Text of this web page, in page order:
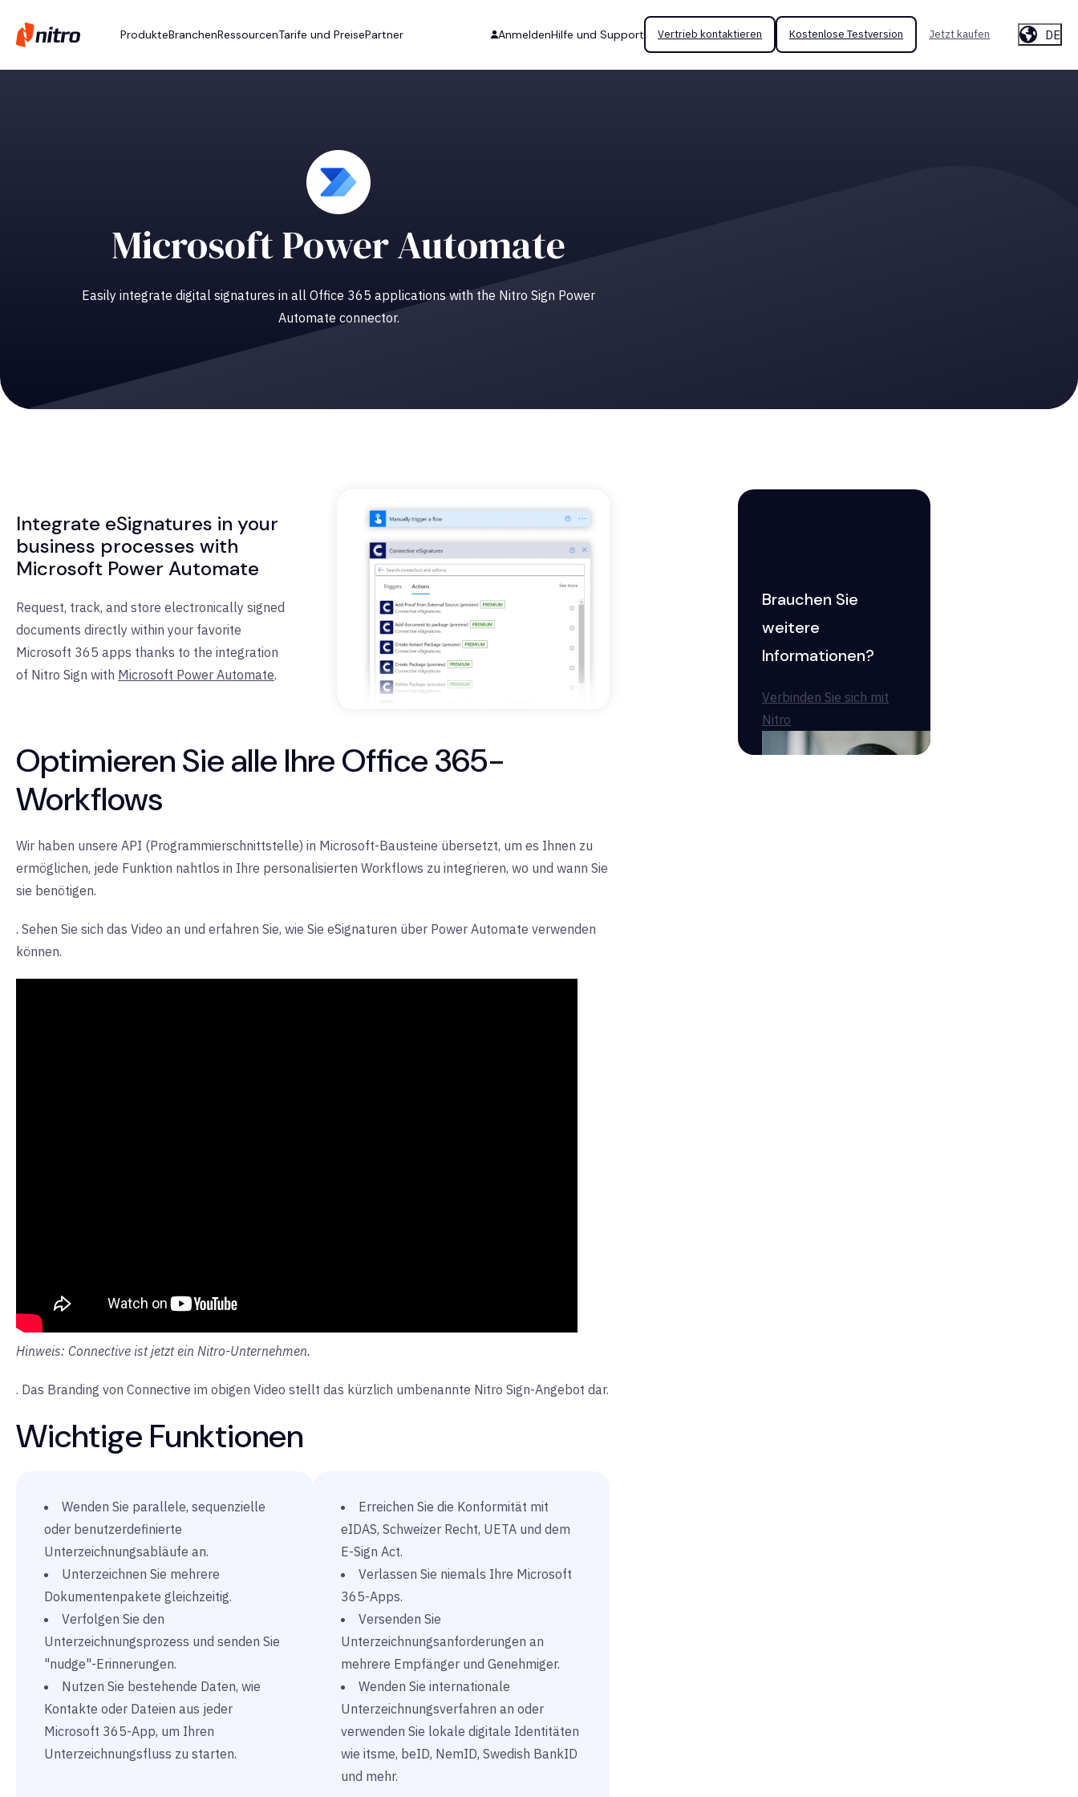
ProdukteBranchenRessourcenTarife und PreisePartner AnmeldenHilfe und Support Vertrieb kontaktieren Kostenlose Testversion Jetzt kaufen DE
Microsoft Power Automate
Easily integrate digital signatures in all Office 365 applications with the Nitro Sign Power
Automate connector.
Integrate eSignatures in your
business processes with
Microsoft Power Automate
Request, track, and store electronically signed
documents directly within your favorite
Microsoft 365 apps thanks to the integration
of Nitro Sign with Microsoft Power Automate.
Optimieren Sie alle Ihre Office 365-
Workflows
Wir haben unsere API (Programmierschnittstelle) in Microsoft-Bausteine übersetzt, um es Ihnen zu
ermöglichen, jede Funktion nahtlos in Ihre personalisierten Workflows zu integrieren, wo und wann Sie
sie benötigen.
. Sehen Sie sich das Video an und erfahren Sie, wie Sie eSignaturen über Power Automate verwenden
können.
Hinweis: Connective ist jetzt ein Nitro-Unternehmen.
. Das Branding von Connective im obigen Video stellt das kürzlich umbenannte Nitro Sign-Angebot dar.
Wichtige Funktionen
Wenden Sie parallele, sequenzielle
oder benutzerdefinierte
Unterzeichnungsabläufe an.
Unterzeichnen Sie mehrere
Dokumentenpakete gleichzeitig.
Verfolgen Sie den
Unterzeichnungsprozess und senden Sie
"nudge"-Erinnerungen.
Nutzen Sie bestehende Daten, wie
Kontakte oder Dateien aus jeder
Microsoft 365-App, um Ihren
Unterzeichnungsfluss zu starten.
Erreichen Sie die Konformität mit
eIDAS, Schweizer Recht, UETA und dem
E-Sign Act.
Verlassen Sie niemals Ihre Microsoft
365-Apps.
Versenden Sie
Unterzeichnungsanforderungen an
mehrere Empfänger und Genehmiger.
Wenden Sie internationale
Unterzeichnungsverfahren an oder
verwenden Sie lokale digitale Identitäten
wie itsme, beID, NemID, Swedish BankID
und mehr.
Brauchen Sie
weitere
Informationen?
Verbinden Sie sich mit
Nitro